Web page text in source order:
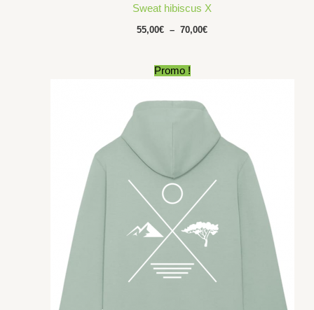
Sweat hibiscus X
55,00€ – 70,00€
Promo !
Le
était : est :
50,00€.